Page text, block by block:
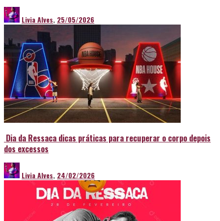
Livia Alves, 25/05/2026
Dia da Ressaca dicas práticas para recuperar o corpo depois
dos excessos
Livia Alves, 24/02/2026